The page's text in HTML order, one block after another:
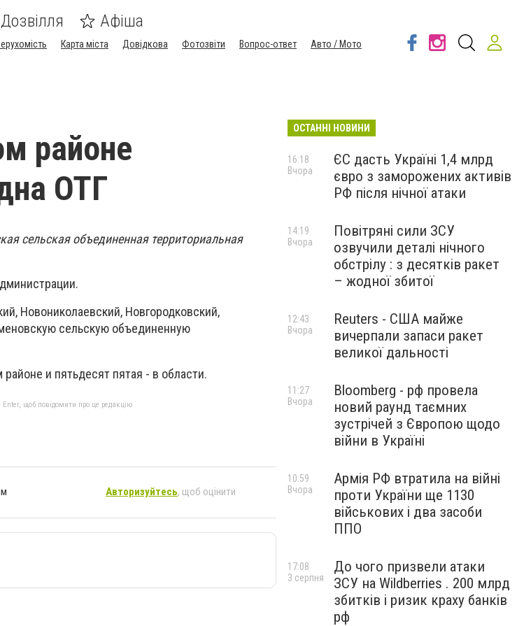
Дозвілля Афіша
Карта міста Довідкова Фотозвіти Вопрос-ответ
Авто / Мото
районе
ОТГ
сельская объединенная территориальная
Новониколаевский, Новгородковский,
сельскую объединенную
и пятьдесят пятая - в области.
Enter, щоб повідомити про це редакцію
Авторизуйтесь, щоб оцінити
ОСТАННІ НОВИНИ
ЄС дасть Україні 1,4 млрд
євро з заморожених активів
РФ після нічної атаки
16:18
Вчора
Повітряні сили ЗСУ
озвучили деталі нічного
обстрілу : з десятків ракет
– жодної збитої
14:19
Вчора
Reuters - США майже
вичерпали запаси ракет
великої дальності
12:43
Вчора
Bloomberg - рф провела
новий раунд таємних
зустрічей з Європою щодо
війни в Україні
11:27
Вчора
Армія РФ втратила на війні
проти України ще 1130
військових і два засоби
ППО
10:59
Вчора
До чого призвели атаки
ЗСУ на Wildberries . 200 млрд
збитків і ризик краху банків
рф
17:08
3 серпня